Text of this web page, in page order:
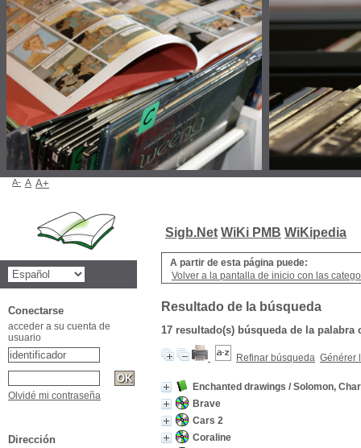
Sigb.Net WiKi PMB WiKipedia
A partir de esta página puede:
Volver a la pantalla de inicio con las
Resultado de la búsqueda
17 resultado(s) búsqueda de la
Refinar búsqueda Générer
Enchanted drawings / Solomon,
Brave
Cars 2
Coraline
A- A A+
Conectarse
acceder a su cuenta de
usuario
Olvidé mi contraseña
Dirección